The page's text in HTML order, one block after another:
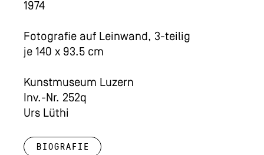
1974
Fotografie auf Leinwand, 3-teilig
je 140 x 93.5 cm
Kunstmuseum Luzern
Inv.-Nr. 252q
Urs Lüthi
Biografie